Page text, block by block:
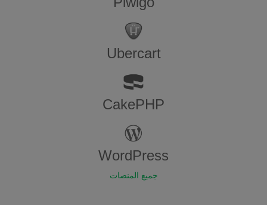
Ubercart
CakePHP
WordPress
جميع المنصات